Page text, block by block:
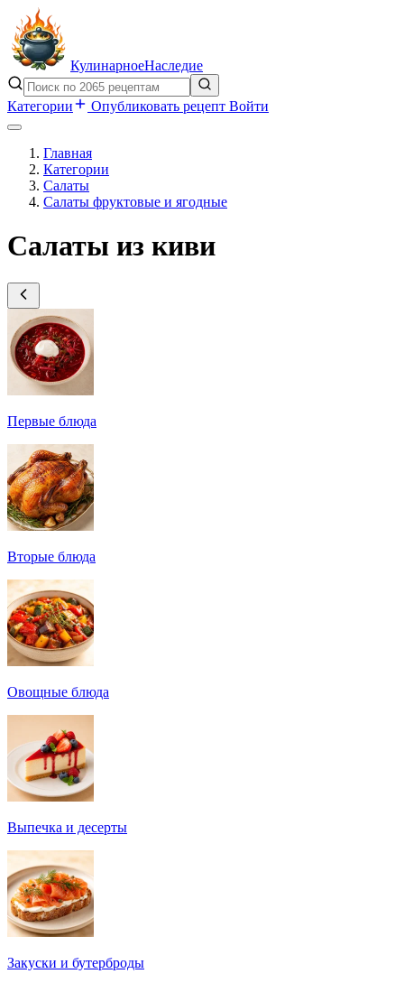
КулинарноеНаследие
Категории Опубликовать рецепт Войти
Главная
Категории
Салаты
Салаты фруктовые и ягодные
Салаты из киви
Первые блюда
Вторые блюда
Овощные блюда
Выпечка и десерты
Закуски и бутерброды